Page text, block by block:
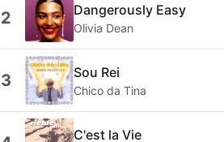
2 Dangerously Easy
Olivia Dean
3 Sou Rei
Chico da Tina
C'est la Vie